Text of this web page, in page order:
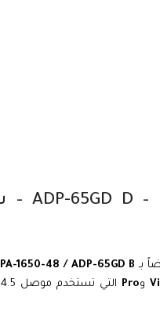
بـ 1650-48 / ADP-65GD B
وPro